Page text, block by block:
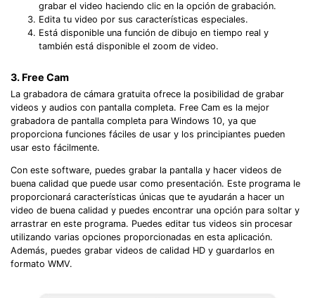
grabar el video haciendo clic en la opción de grabación.
Edita tu video por sus características especiales.
Está disponible una función de dibujo en tiempo real y
también está disponible el zoom de video.
3. Free Cam
La grabadora de cámara gratuita ofrece la posibilidad de grabar
videos y audios con pantalla completa. Free Cam es la mejor
grabadora de pantalla completa para Windows 10, ya que
proporciona funciones fáciles de usar y los principiantes pueden
usar esto fácilmente.
Con este software, puedes grabar la pantalla y hacer videos de
buena calidad que puede usar como presentación. Este programa le
proporcionará características únicas que te ayudarán a hacer un
video de buena calidad y puedes encontrar una opción para soltar y
arrastrar en este programa. Puedes editar tus videos sin procesar
utilizando varias opciones proporcionadas en esta aplicación.
Además, puedes grabar videos de calidad HD y guardarlos en
formato WMV.